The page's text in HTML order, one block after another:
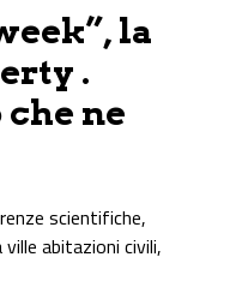
la
.
ne
scientifiche,
ville abitazioni civili,